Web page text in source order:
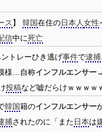
ス】 韓国在住の 日本人女性
信中に死亡
トレーひき逃げ事件で逮捕
様…自称インフルエンサー
投稿など嘘だらけｗｗｗｗ
韓国籍のインフルエンサー
捕されたのに「また 日本は